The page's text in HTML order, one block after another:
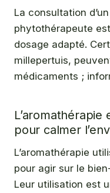
La consultation
phytothérapeute
dosage adapté.
millepertuis,
médicaments ;
pour calmer
L’aromathérapie
pour agir sur le
Leur utilisation est